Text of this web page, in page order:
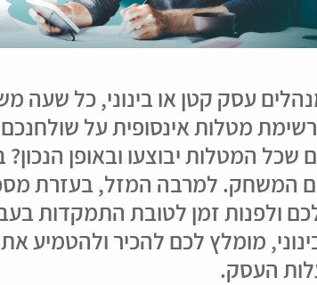
עסק קטן או בינוני, כל שעה
מטלות אינסופית על שולחנכם
שכל המטלות יבוצעו ובאופן
המשחק. למרבה המזל, בעזרת
ולפנות זמן לטובת התמקדות
מומלץ לכם להכיר ולהטמיע
העסק.